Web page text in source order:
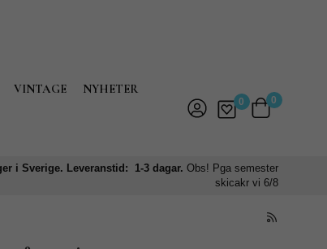
VINTAGE NYHETER
0 0
i Sverige. Leveranstid: 1-3 dagar.Obs! Pga semester
skicakr vi 6/8